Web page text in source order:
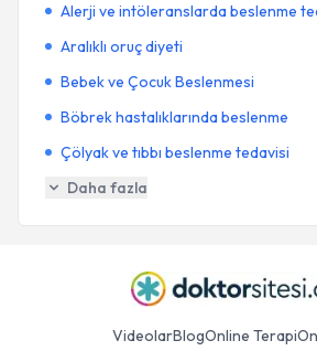
Alerji ve intöleranslarda beslenme
Aralıklı oruç diyeti
Bebek ve Çocuk Beslenmesi
Böbrek hastalıklarında beslenme
Çölyak ve tıbbı beslenme tedavisi
Daha fazla
VideolarBlogOnline Terapi